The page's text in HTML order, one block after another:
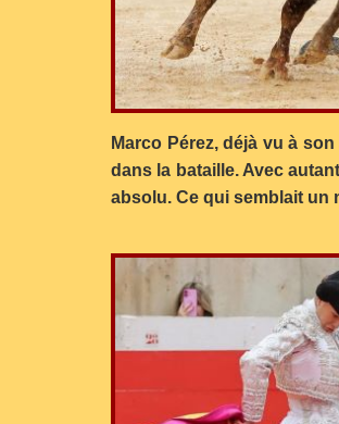
Marco Pérez, déjà vu à
dans la bataille. Avec
absolu. Ce qui semblait